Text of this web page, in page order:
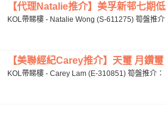
【代理Natalie推介】美孚新邨七期
KOL帶睇樓 - Natalie Wong (S-611275) 筍盤推
【美聯經紀Carey推介】天璽 月鑽
KOL帶睇樓 - Carey Lam (E-310851) 筍盤推介